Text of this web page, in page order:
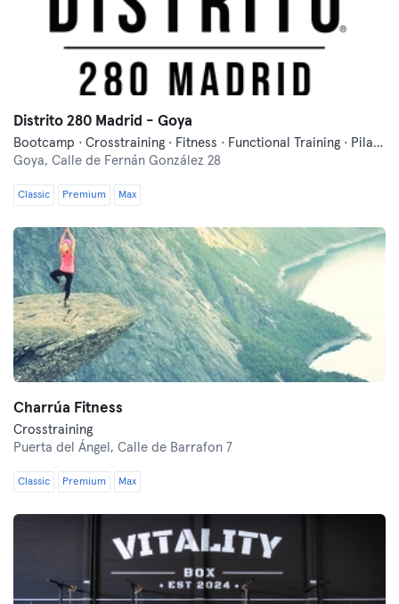
Distrito 280 Madrid - Goya
Bootcamp · Crosstraining · Fitness · Functional Training · Pilates
Goya, Calle de Fernán González 28
Classic Premium Max
Charrúa Fitness
Crosstraining
Puerta del Ángel, Calle de Barrafon 7
Classic Premium Max